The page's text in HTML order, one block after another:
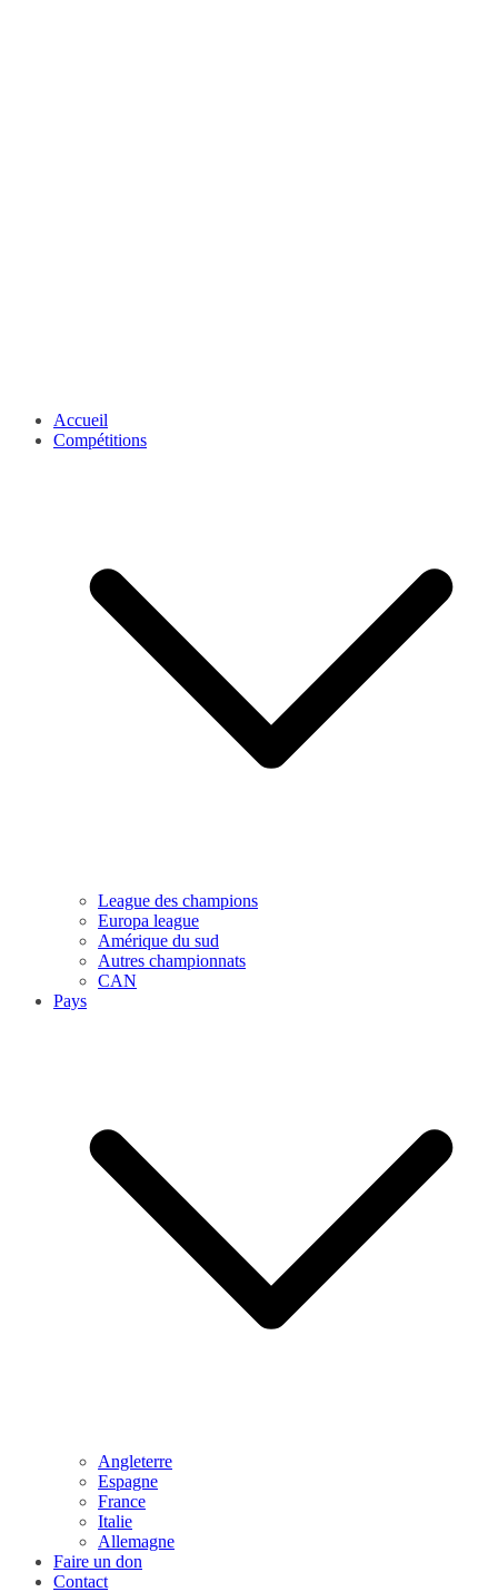
Accueil
Compétitions
League des champions
Europa league
Amérique du sud
Autres championnats
CAN
Pays
Angleterre
Espagne
France
Italie
Allemagne
Faire un don
Contact